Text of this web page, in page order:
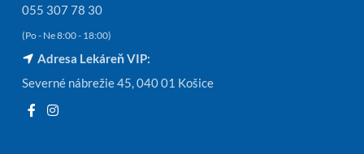
055 307 78 30
(Po - Ne 8:00 - 18:00)
Adresa Lekáreň VIP:
Severné nábrežie 45, 040 01 Košice